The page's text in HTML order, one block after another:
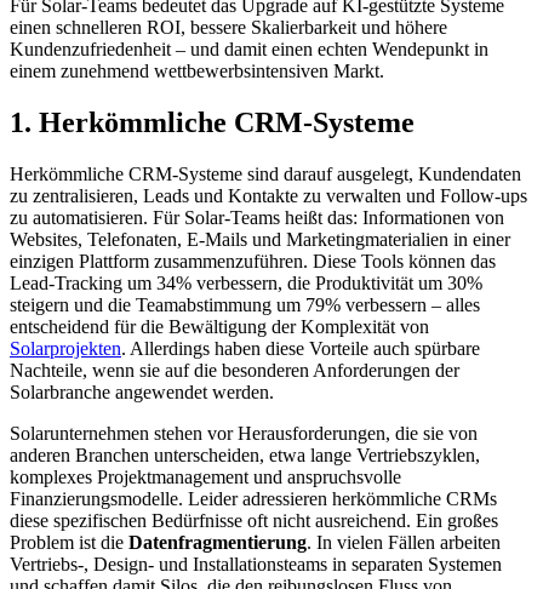
Für Solar-Teams bedeutet das Upgrade auf KI-gestützte Systeme
einen schnelleren ROI, bessere Skalierbarkeit und höhere
Kundenzufriedenheit – und damit einen echten Wendepunkt in
einem zunehmend wettbewerbsintensiven Markt.
1. Herkömmliche CRM-Systeme
Herkömmliche CRM-Systeme sind darauf ausgelegt, Kundendaten
zu zentralisieren, Leads und Kontakte zu verwalten und Follow-ups
zu automatisieren. Für Solar-Teams heißt das: Informationen von
Websites, Telefonaten, E-Mails und Marketingmaterialien in einer
einzigen Plattform zusammenzuführen. Diese Tools können das
Lead-Tracking um 34% verbessern, die Produktivität um 30%
steigern und die Teamabstimmung um 79% verbessern – alles
entscheidend für die Bewältigung der Komplexität von
Solarprojekten. Allerdings haben diese Vorteile auch spürbare
Nachteile, wenn sie auf die besonderen Anforderungen der
Solarbranche angewendet werden.
Solarunternehmen stehen vor Herausforderungen, die sie von
anderen Branchen unterscheiden, etwa lange Vertriebszyklen,
komplexes Projektmanagement und anspruchsvolle
Finanzierungsmodelle. Leider adressieren herkömmliche CRMs
diese spezifischen Bedürfnisse oft nicht ausreichend. Ein großes
Problem ist die Datenfragmentierung. In vielen Fällen arbeiten
Vertriebs-, Design- und Installationsteams in separaten Systemen